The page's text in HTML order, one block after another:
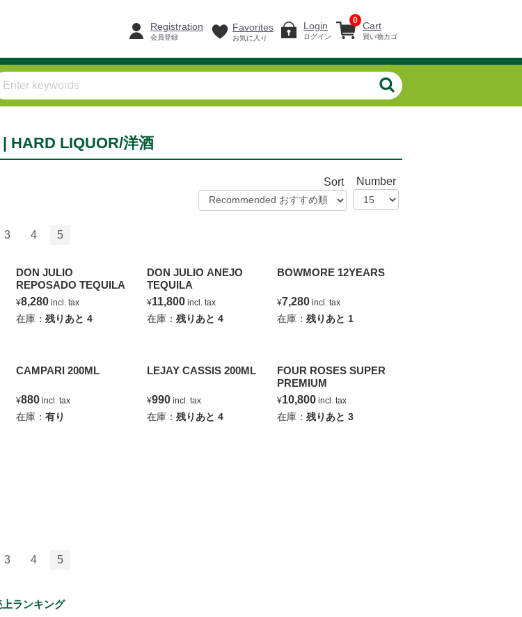
Cart
買い物カゴ
0
Registration
会員登録
Favorites
お気に入り
Login
ログイン
HARD LIQUOR/洋酒
Sort Number
3 4 5
DON JULIO
REPOSADO TEQUILA
¥8,280 incl. tax
在庫： 残りあと 4
DON JULIO ANEJO
TEQUILA
¥11,800incl. tax
在庫： 残りあと 4
BOWMORE 12YEARS
¥7,280 incl. tax
在庫： 残りあと 1
CAMPARI 200ML
¥880 incl. tax
在庫： 有り
LEJAY CASSIS 200ML
¥990incl. tax
在庫： 残りあと 4
FOUR ROSES SUPER
PREMIUM
¥10,800 incl. tax
在庫： 残りあと 3
3 4 5
上ランキング